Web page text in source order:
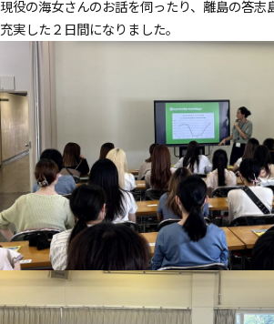
現役の海女さんのお話を伺ったり、離島の答志
充実した２日間になりました。